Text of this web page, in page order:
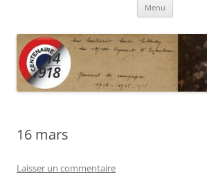
Menu
16 mars
Laisser un commentaire